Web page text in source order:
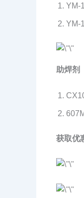
YM-
YM-
助焊剂
获取优